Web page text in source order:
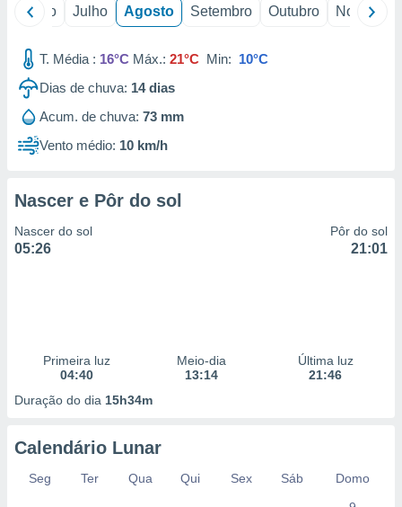
através
estudos
de
Junho Julho Agosto Setembro Outubro Novembro
T. Média : 16°C Máx.: 21°C Min: 10°C
Dias de chuva: 14dias
Acum. de chuva: 73 mm
Vento médio: 10 km/h
Nascer e Pôr do sol
Nascer do sol
05:26
Pôr do sol
21:01
Primeira luz
04:40
Meio-dia
13:14
Última luz
21:46
Duração do dia 15h34m
Calendário Lunar
Seg Ter Qua Qui Sex Sáb
Domo